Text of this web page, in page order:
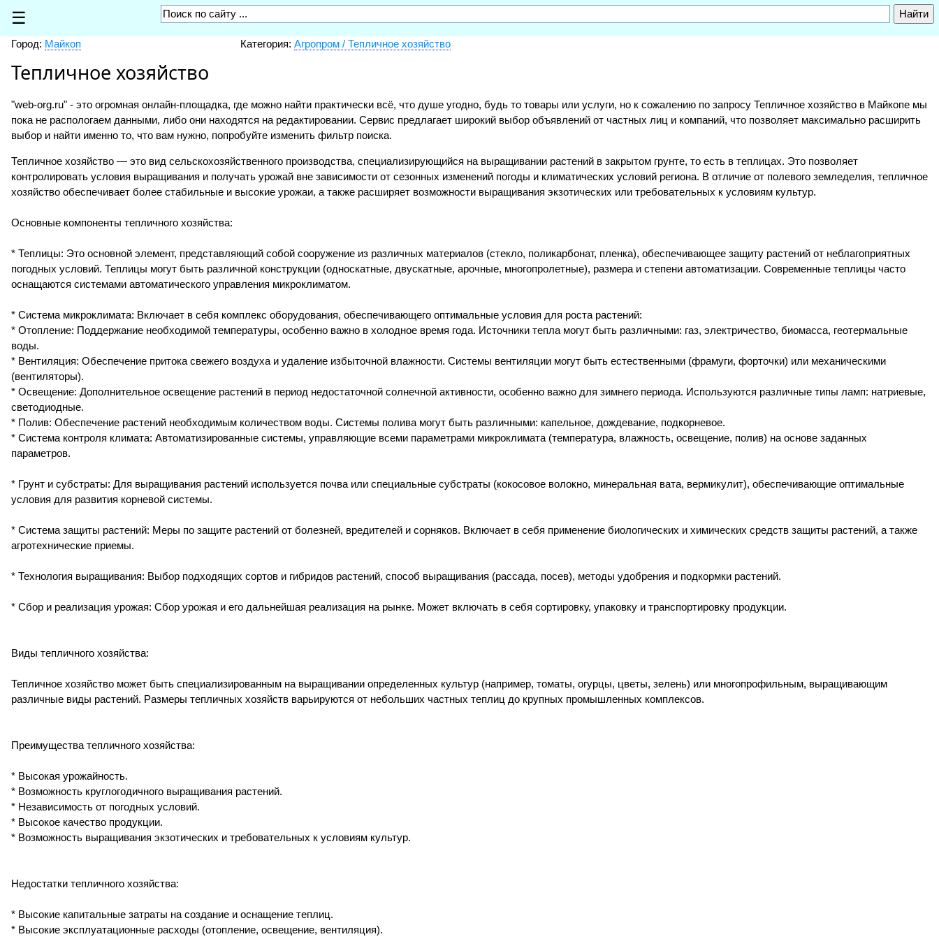
☰
Город: Майкоп Категория: Агропром / Тепличное хозяйство
Тепличное хозяйство
"web-org.ru" - это огромная онлайн-площадка, где можно найти практически всё, что душе угодно, будь то товары или услуги, но к сожалению по запросу Тепличное хозяйство в Майкопе мы
пока не распологаем данными, либо они находятся на редактировании. Сервис предлагает широкий выбор объявлений от частных лиц и компаний, что позволяет максимально расширить
выбор и найти именно то, что вам нужно, попробуйте изменить фильтр поиска.
Тепличное хозяйство — это вид сельскохозяйственного производства, специализирующийся на выращивании растений в закрытом грунте, то есть в теплицах. Это позволяет
контролировать условия выращивания и получать урожай вне зависимости от сезонных изменений погоды и климатических условий региона. В отличие от полевого земледелия, тепличное
хозяйство обеспечивает более стабильные и высокие урожаи, а также расширяет возможности выращивания экзотических или требовательных к условиям культур.
Основные компоненты тепличного хозяйства:
* Теплицы: Это основной элемент, представляющий собой сооружение из различных материалов (стекло, поликарбонат, пленка), обеспечивающее защиту растений от неблагоприятных
погодных условий. Теплицы могут быть различной конструкции (односкатные, двускатные, арочные, многопролетные), размера и степени автоматизации. Современные теплицы часто
оснащаются системами автоматического управления микроклиматом.
* Система микроклимата: Включает в себя комплекс оборудования, обеспечивающего оптимальные условия для роста растений:
* Отопление: Поддержание необходимой температуры, особенно важно в холодное время года. Источники тепла могут быть различными: газ, электричество, биомасса, геотермальные
воды.
* Вентиляция: Обеспечение притока свежего воздуха и удаление избыточной влажности. Системы вентиляции могут быть естественными (фрамуги, форточки) или механическими
(вентиляторы).
* Освещение: Дополнительное освещение растений в период недостаточной солнечной активности, особенно важно для зимнего периода. Используются различные типы ламп: натриевые,
светодиодные.
* Полив: Обеспечение растений необходимым количеством воды. Системы полива могут быть различными: капельное, дождевание, подкорневое.
* Система контроля климата: Автоматизированные системы, управляющие всеми параметрами микроклимата (температура, влажность, освещение, полив) на основе заданных
параметров.
* Грунт и субстраты: Для выращивания растений используется почва или специальные субстраты (кокосовое волокно, минеральная вата, вермикулит), обеспечивающие оптимальные
условия для развития корневой системы.
* Система защиты растений: Меры по защите растений от болезней, вредителей и сорняков. Включает в себя применение биологических и химических средств защиты растений, а также
агротехнические приемы.
* Технология выращивания: Выбор подходящих сортов и гибридов растений, способ выращивания (рассада, посев), методы удобрения и подкормки растений.
* Сбор и реализация урожая: Сбор урожая и его дальнейшая реализация на рынке. Может включать в себя сортировку, упаковку и транспортировку продукции.
Виды тепличного хозяйства:
Тепличное хозяйство может быть специализированным на выращивании определенных культур (например, томаты, огурцы, цветы, зелень) или многопрофильным, выращивающим
различные виды растений. Размеры тепличных хозяйств варьируются от небольших частных теплиц до крупных промышленных комплексов.
Преимущества тепличного хозяйства:
* Высокая урожайность.
* Возможность круглогодичного выращивания растений.
* Независимость от погодных условий.
* Высокое качество продукции.
* Возможность выращивания экзотических и требовательных к условиям культур.
Недостатки тепличного хозяйства:
* Высокие капитальные затраты на создание и оснащение теплиц.
* Высокие эксплуатационные расходы (отопление, освещение, вентиляция).